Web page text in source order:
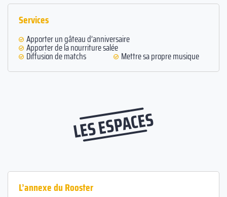
Services
Apporter un gâteau d’anniversaire
Apporter de la nourriture salée
Diffusion de matchs Mettre sa propre musique
LES ESPACES
L’annexe du Rooster